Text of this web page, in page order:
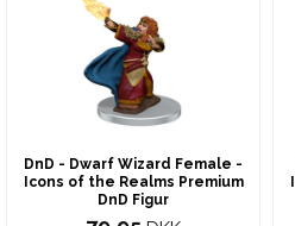
DnD - Dwarf Wizard Female -
Icons of the Realms Premium
DnD Figur